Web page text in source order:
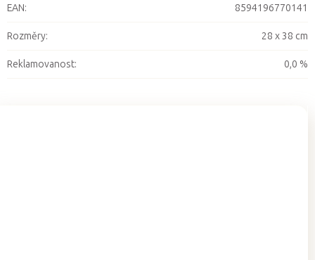
EAN: 8594196770141
Rozměry: 28 x 38 cm
Reklamovanost: 0,0 %